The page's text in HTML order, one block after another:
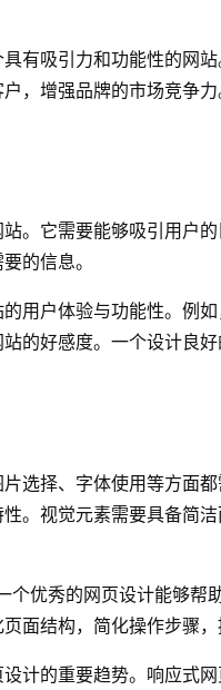
有吸引力和功能性的网
，增强品牌的市场竞争
。它需要能够吸引用户
的信息。
用户体验与功能性。例
的好感度。一个设计良
选择、字体使用等方面
。视觉元素需要具备简洁
优秀的网页设计能够帮
面结构，简化操作步骤，
计的重要趋势。响应式网